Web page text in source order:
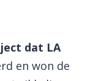
dat LA
en won de